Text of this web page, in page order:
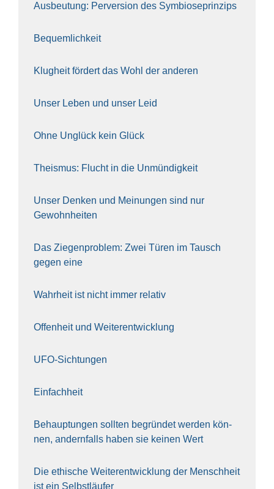
Aus­beu­tung: Per­ver­si­on des Sym­bio­se­prin­zips
Bequem­lich­keit
Klug­heit för­dert das Wohl der ande­ren
Unser Leben und unser Leid
Ohne Unglück kein Glück
The­is­mus: Flucht in die Unmün­dig­keit
Unser Den­ken und Mei­nun­gen sind nur
Gewohn­hei­ten
Das Zie­gen­pro­blem: Zwei Türen im Tausch
gegen eine
Wahr­heit ist nicht immer rela­tiv
Offen­heit und Wei­ter­ent­wick­lung
UFO-Sich­tun­gen
Ein­fach­heit
Behaup­tun­gen soll­ten begrün­det wer­den kön­
nen, andern­falls haben sie kei­nen Wert
Die ethi­sche Wei­ter­ent­wick­lung der Mensch­heit
ist ein Selbst­läu­fer